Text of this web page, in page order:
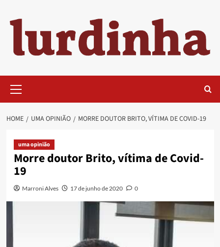
content
Menu
HOME UMA OPINIÃO MORRE DOUTOR BRITO, VÍTIMA DE COVID-19
uma opinião
Morre doutor Brito, vítima de Covid-
19
Marroni Alves 17 de junho de 2020 0